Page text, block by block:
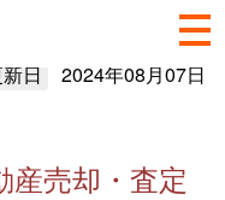
日 2024年08月07日
産売却・査定